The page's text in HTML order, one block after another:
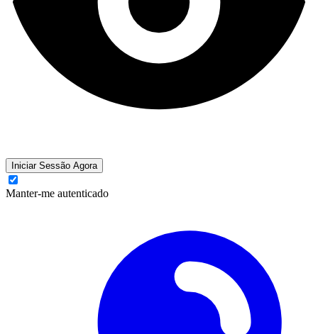
Iniciar Sessão Agora
Manter-me autenticado